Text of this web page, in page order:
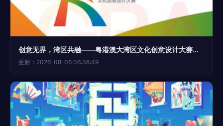
创意无界，湾区共融——粤港澳大湾区文化创意设计大赛等你来挑战
更新：2026-08-06 06:38:49